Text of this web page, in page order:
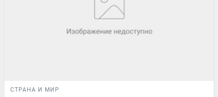
СТРАНА И МИР